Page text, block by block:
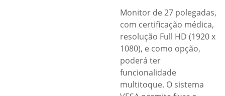
Monitor de 27 polegadas,
com certificação médica,
resolução Full HD (1920 x
1080), e como opção,
poderá ter
funcionalidade
multitoque. O sistema